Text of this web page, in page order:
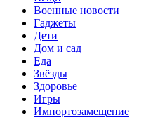
Военные новости
Гаджеты
Дети
Дом и сад
Еда
Звёзды
Здоровье
Игры
Импортозамещение